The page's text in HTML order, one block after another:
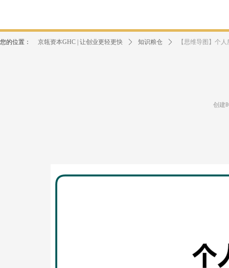
京瓴资本GHC | 让创业更轻更快 ꄲ 知识粮仓 ꄲ 【思维导图】个
您的位置：
创建